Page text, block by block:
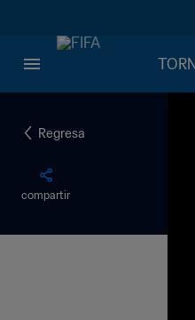
Regresa
compartir